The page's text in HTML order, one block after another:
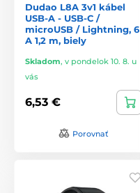
Dudao L8A 3v1 kábel
USB-A - USB-C /
microUSB / Lightning, 6
A 1,2 m, biely
Skladom, v pondelok 10. 8. u
vás
6,53 €
Porovnať